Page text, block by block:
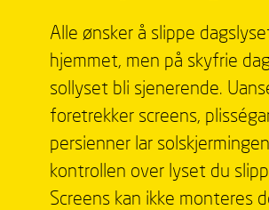
Alle ønsker å slippe
hjemmet, men på skyfrie
sollyset bli sjenerende.
foretrekker screens,
persienner lar
kontrollen over lyset du
Screens kan ikke monteres